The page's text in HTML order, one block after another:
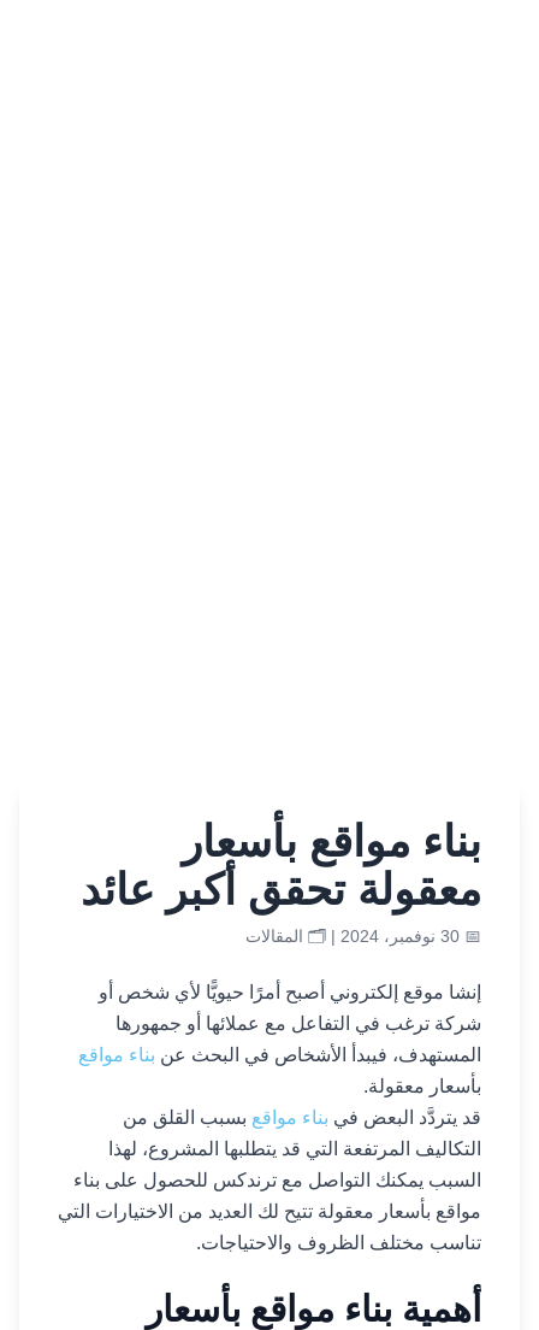
بناء مواقع بأسعار
معقولة تحقق أكبر عائد
📅 30 نوفمبر، 2024 | 🗂️ المقالات
إنشا موقع إلكتروني أصبح أمرًا حيويًّا لأي شخص أو
شركة ترغب في التفاعل مع عملائها أو جمهورها
المستهدف، فيبدأ الأشخاص في البحث عن بناء مواقع
بأسعار معقولة.
قد يتردَّد البعض في بناء مواقع بسبب القلق من
التكاليف المرتفعة التي قد يتطلبها المشروع، لهذا
السبب يمكنك التواصل مع ترندكس للحصول على بناء
مواقع بأسعار معقولة تتيح لك العديد من الاختيارات التي
تناسب مختلف الظروف والاحتياجات.
أهمية بناء مواقع بأسعار